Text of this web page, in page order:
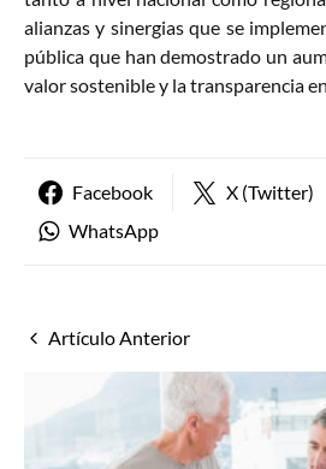
alianzas y sinergias que se
pública que han demostrado un
valor sostenible y la transparencia
Facebook X (Twitter)
WhatsApp
Artículo Anterior